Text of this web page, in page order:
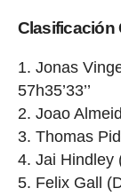
Clasificación
Jonas
57h35’33’’
Joao
Thomas
Jai Hindley
Felix Gall